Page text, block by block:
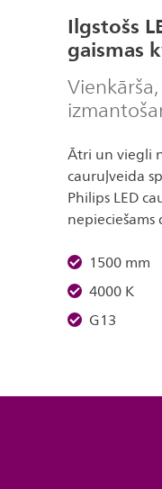
Ilgstošs
gaismas
Ātri un viegli
cauruļveida
Philips LED
nepieciešams
1500 mm
4000 K
G13